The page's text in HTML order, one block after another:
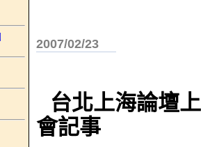
2007/02/23
台北上海論壇
會記事